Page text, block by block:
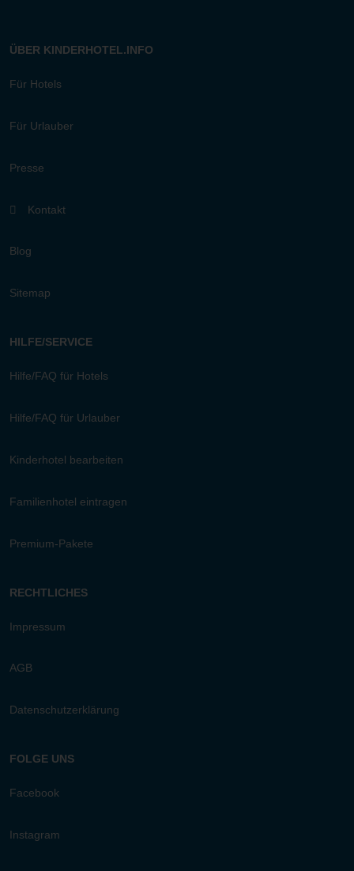
ÜBER KINDERHOTEL.INFO
Für Hotels
Für Urlauber
Presse
Kontakt
Blog
Sitemap
HILFE/SERVICE
Hilfe/FAQ für Hotels
Hilfe/FAQ für Urlauber
Kinderhotel bearbeiten
Familienhotel eintragen
Premium-Pakete
RECHTLICHES
Impressum
AGB
Datenschutzerklärung
FOLGE UNS
Facebook
Instagram